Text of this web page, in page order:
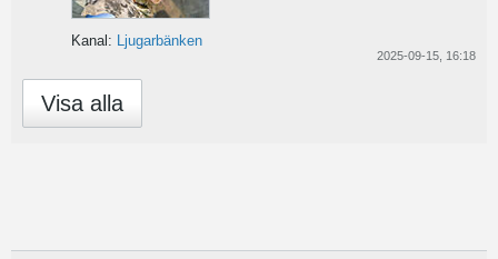
Kanal: Ljugarbänken
2025-09-15, 16:18
Visa alla